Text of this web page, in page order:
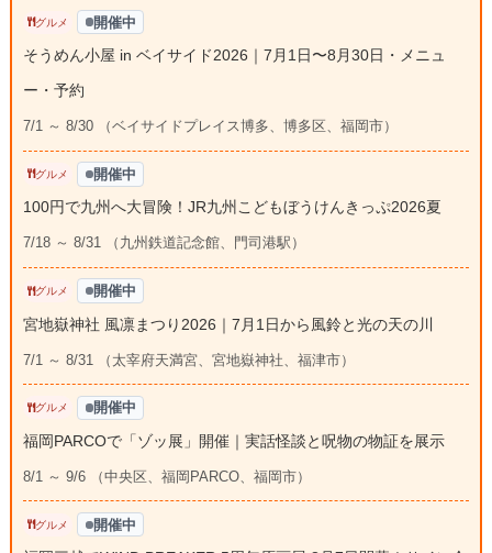
グルメ 開催中
そうめん小屋 in ベイサイド2026｜7月1日〜8月30日・メニュ
ー・予約
7/1 ～ 8/30 （ベイサイドプレイス博多、博多区、福岡市）
グルメ 開催中
100円で九州へ大冒険！JR九州こどもぼうけんきっぷ2026夏
7/18 ～ 8/31 （九州鉄道記念館、門司港駅）
グルメ 開催中
宮地嶽神社 風凛まつり2026｜7月1日から風鈴と光の天の川
7/1 ～ 8/31 （太宰府天満宮、宮地嶽神社、福津市）
グルメ 開催中
福岡PARCOで「ゾッ展」開催｜実話怪談と呪物の物証を展示
8/1 ～ 9/6 （中央区、福岡PARCO、福岡市）
グルメ 開催中